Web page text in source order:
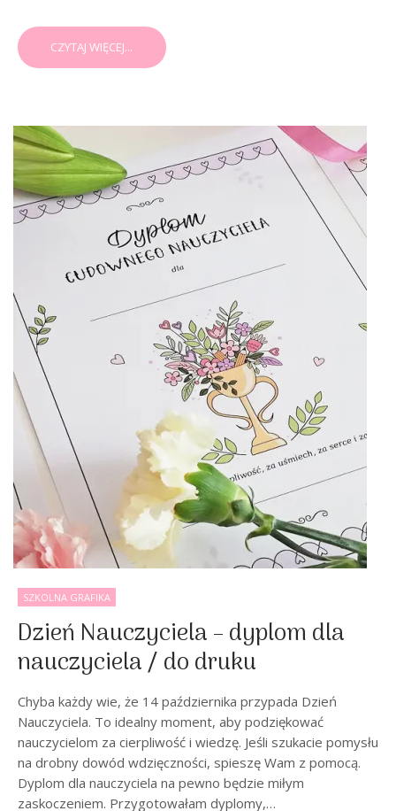
CZYTAJ WIĘCEJ...
SZKOLNA GRAFIKA
Dzień Nauczyciela – dyplom dla
nauczyciela / do druku
Chyba każdy wie, że 14 października przypada Dzień
Nauczyciela. To idealny moment, aby podziękować
nauczycielom za cierpliwość i wiedzę. Jeśli szukacie pomysłu
na drobny dowód wdzięczności, spieszę Wam z pomocą.
Dyplom dla nauczyciela na pewno będzie miłym
zaskoczeniem. Przygotowałam dyplomy,…